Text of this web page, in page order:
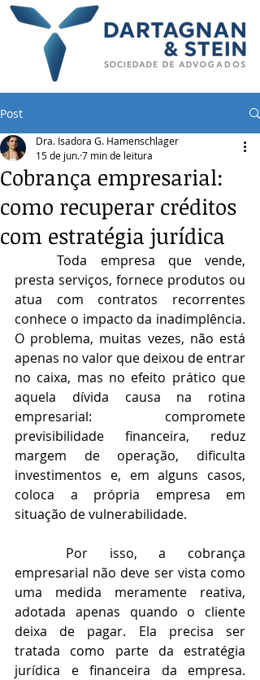
Post
Cobrança empresarial:
como recuperar créditos
com estratégia jurídica
Dra. Isadora G. Hamenschlager
15 de jun.7 min de leitura
	Toda empresa que vende,
presta serviços, fornece produtos ou
atua com contratos recorrentes
conhece o impacto da inadimplência.
O problema, muitas vezes, não está
apenas no valor que deixou de entrar
no caixa, mas no efeito prático que
aquela dívida causa na rotina
empresarial: compromete
previsibilidade financeira, reduz
margem de operação, dificulta
investimentos e, em alguns casos,
coloca a própria empresa em
situação de vulnerabilidade.
empresarial não deve ser vista como
uma medida meramente reativa,
adotada apenas quando o cliente
deixa de pagar. Ela precisa ser
tratada como parte da estratégia
jurídica e financeira da empresa.